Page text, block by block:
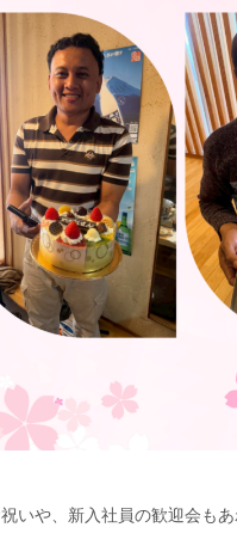
いや、新入社員の歓迎会もあ